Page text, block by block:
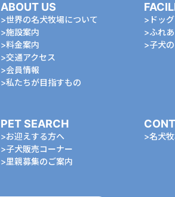
ABOUT US
世界の名犬牧場について
施設案内
料金案内
交通アクセス
会員情報
私たちが⽬指すもの
ドッ
ふれ
⼦⽝
PET SEARCH
お迎えする⽅へ
⼦⽝販売コーナー
⾥親募集のご案内
名⽝